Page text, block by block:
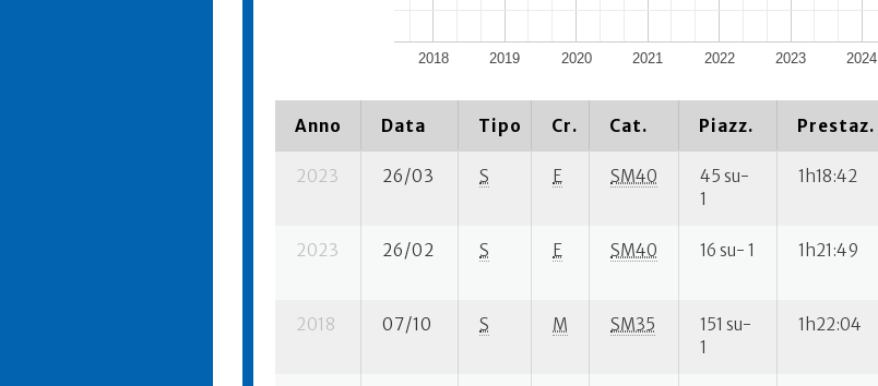
2018 2019 2020 2021 2022 2023 2024
Anno Data Tipo Cr. Cat. Piazz. Prestaz.
2023 26/03 S E SM40
45 su-
1
1h18:42
2023 26/02 S E SM40 16 su- 1 1h21:49
2018 07/10 S M SM35
151 su-
1
1h22:04